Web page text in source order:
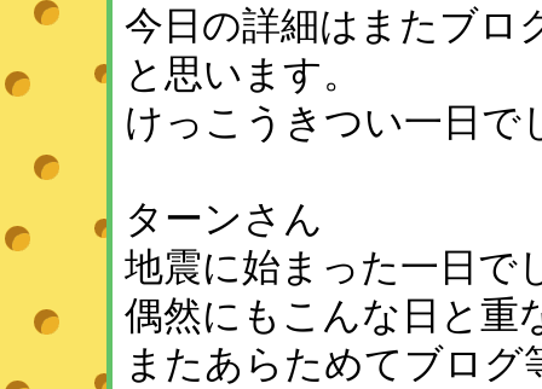
今日の詳細はまたブロ
と思います。
けっこうきつい一日で
ターンさん
地震に始まった一日で
偶然にもこんな日と重
またあらためてブロ